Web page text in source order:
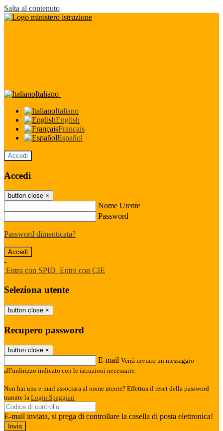
Salta al contenuto
Italiano
Italiano
English
Français
Español
Accedi
Accedi
button close ×
Nome Utente
Password
Password dimenticata?
-
Entra con SPID Entra con CIE
Seleziona utente
button close ×
Recupero password
button close ×
E-mail Verrà inviato un messaggio
all'indirizzo indicato con le istruzioni necessarie.
Non hai una e-mail associata al nome utente? Effettua il reset della password
tramite la Login Spaggiari
E-mail inviata, si prega di controllare la casella di posta elettronica!